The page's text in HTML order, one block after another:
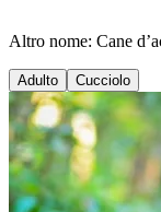
Altro nome: Cane
Adulto Cucciolo